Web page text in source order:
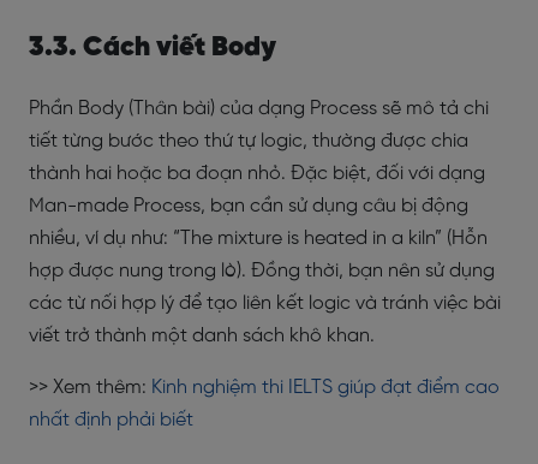
3.3. Cách viết Body
Phần Body (Thân bài) của dạng Process sẽ mô tả chi
tiết từng bước theo thứ tự logic, thường được chia
thành hai hoặc ba đoạn nhỏ. Đặc biệt, đối với dạng
Man-made Process, bạn cần sử dụng câu bị động
nhiều, ví dụ như: “The mixture is heated in a kiln” (Hỗn
hợp được nung trong lò). Đồng thời, bạn nên sử dụng
các từ nối hợp lý để tạo liên kết logic và tránh việc bài
viết trở thành một danh sách khô khan.
>> Xem thêm: Kinh nghiệm thi IELTS giúp đạt điểm cao
nhất định phải biết